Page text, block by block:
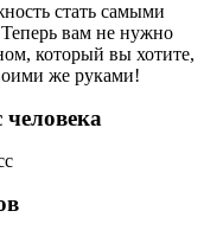
стать самыми
вам не нужно
который вы хотите,
же руками!